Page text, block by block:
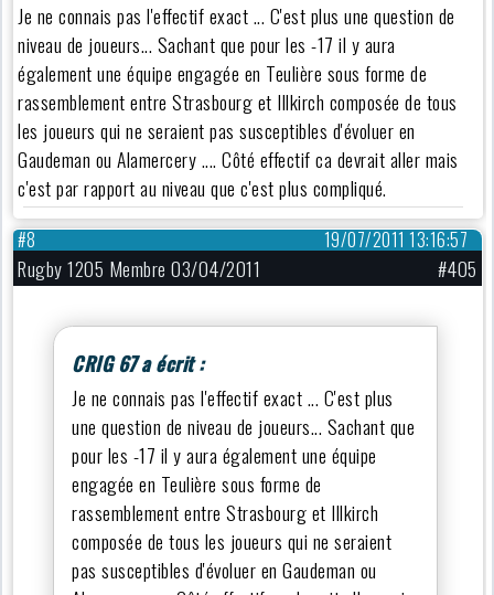
Je ne connais pas l'effectif exact ... C'est plus une question de
niveau de joueurs... Sachant que pour les -17 il y aura
également une équipe engagée en Teulière sous forme de
rassemblement entre Strasbourg et Illkirch composée de tous
les joueurs qui ne seraient pas susceptibles d'évoluer en
Gaudeman ou Alamercery .... Côté effectif ca devrait aller mais
c'est par rapport au niveau que c'est plus compliqué.
19/07/2011 13:16:57
#8
Rugby 1205 Membre 03/04/2011 #405
CRIG 67 a écrit :
Je ne connais pas l'effectif exact ... C'est plus
une question de niveau de joueurs... Sachant que
pour les -17 il y aura également une équipe
engagée en Teulière sous forme de
rassemblement entre Strasbourg et Illkirch
composée de tous les joueurs qui ne seraient
pas susceptibles d'évoluer en Gaudeman ou